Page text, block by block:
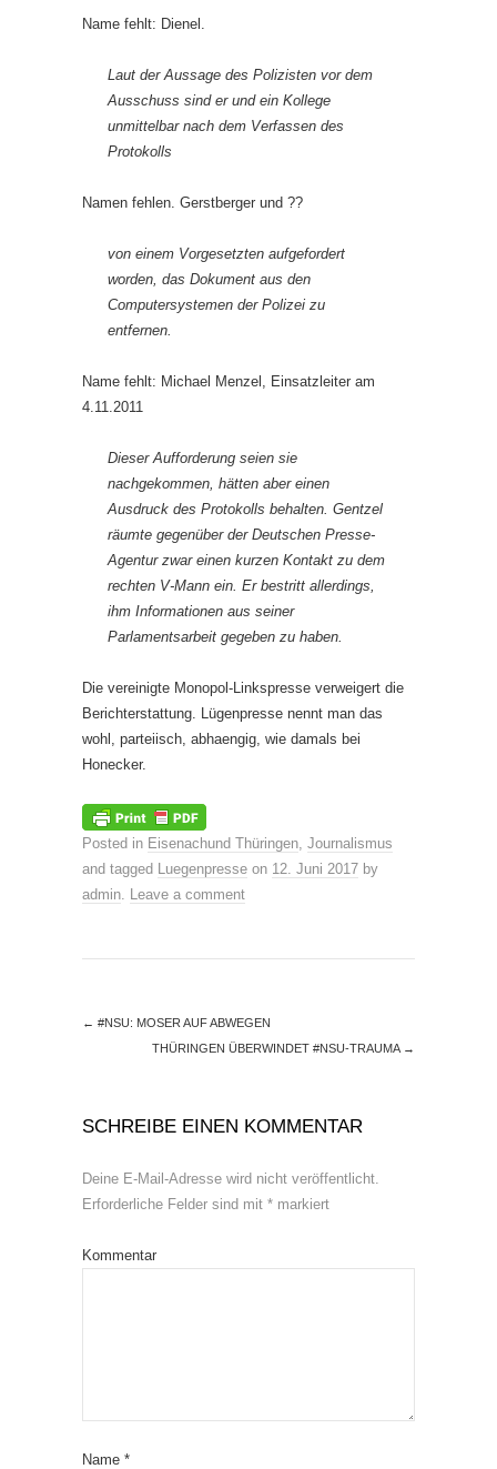
Name fehlt: Dienel.
Laut der Aussage des Polizisten vor dem
Ausschuss sind er und ein Kollege
unmittelbar nach dem Verfassen des
Protokolls
Namen fehlen. Gerstberger und ??
von einem Vorgesetzten aufgefordert
worden, das Dokument aus den
Computersystemen der Polizei zu
entfernen.
Name fehlt: Michael Menzel, Einsatzleiter am
4.11.2011
Dieser Aufforderung seien sie
nachgekommen, hätten aber einen
Ausdruck des Protokolls behalten. Gentzel
räumte gegenüber der Deutschen Presse-
Agentur zwar einen kurzen Kontakt zu dem
rechten V-Mann ein. Er bestritt allerdings,
ihm Informationen aus seiner
Parlamentsarbeit gegeben zu haben.
Die vereinigte Monopol-Linkspresse verweigert die
Berichterstattung. Lügenpresse nennt man das
wohl, parteiisch, abhaengig, wie damals bei
Honecker.
Posted in Eisenachund Thüringen Journalismus
and tagged Luegenpresse on 12. Juni 2017 by
admin Leave a comment
← #NSU: MOSER AUF ABWEGEN
THÜRINGEN ÜBERWINDET #NSU-TRAUMA →
SCHREIBE EINEN KOMMENTAR
Deine E-Mail-Adresse wird nicht veröffentlicht.
Erforderliche Felder sind mit * markiert
Kommentar
Name *